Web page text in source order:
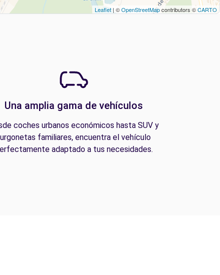
Leaflet | ©OpenStreetMapcontributors ©CARTO
Una amplia gama de vehículos
coches urbanos económicos hasta SUV y
familiares, encuentra el vehículo
adaptado a tus necesidades.